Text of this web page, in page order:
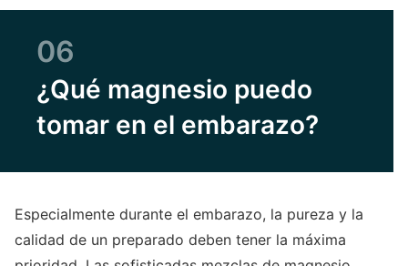
06
¿Qué magnesio puedo
tomar en el embarazo?
Especialmente durante el embarazo, la pureza y la
calidad de un preparado deben tener la máxima